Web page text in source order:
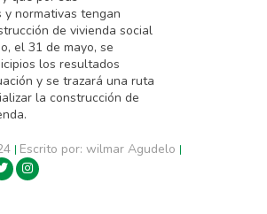
normativas tengan
de vivienda social
el 31 de mayo, se
los resultados
y se trazará una ruta
la construcción de
| Escrito por: wilmar Agudelo |